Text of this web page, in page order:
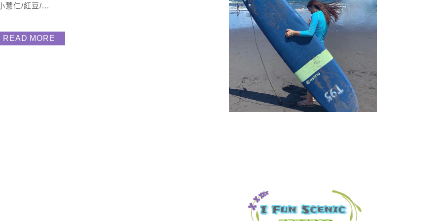
薏仁/紅豆/...
READ MORE